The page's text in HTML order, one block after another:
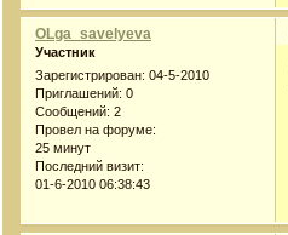
OLga_savelyeva
Участник
Зарегистрирован: 04-5-2010
Приглашений: 0
Сообщений: 2
Провел на форуме:
25 минут
Последний визит:
01-6-2010 06:38:43